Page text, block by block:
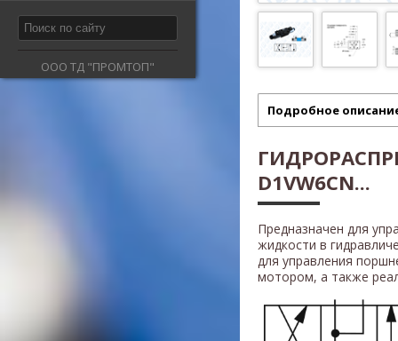
ООО ТД "ПРОМТОП"
Подробное
D1VW6CN...
Предназначен для
жидкости в
для управления
мотором, а также